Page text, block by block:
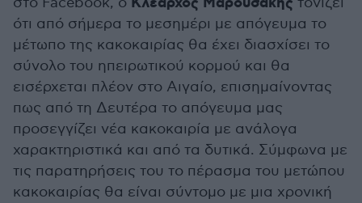
ότι από σήμερα το μεσημέρι με απόγευμα το
μέτωπο της κακοκαιρίας θα έχει διασχίσει το
σύνολο του ηπειρωτικού κορμού και θα
εισέρχεται πλέον στο Αιγαίο, επισημαίνοντας
πως από τη Δευτέρα το απόγευμα μας
προσεγγίζει νέα κακοκαιρία με ανάλογα
χαρακτηριστικά και από τα δυτικά. Σύμφωνα με
τις παρατηρήσεις του το πέρασμα του μετώπου
κακοκαιρίας θα είναι σύντομο με μια χρονική